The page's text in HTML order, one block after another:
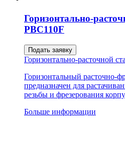
Горизонтально-
PBC110F
Подать заявку
Горизонтально-расточной
Горизонтальный расточно-
предназначен для
резьбы и фрезерования
Больше информации